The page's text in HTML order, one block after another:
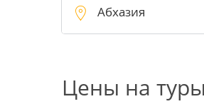
Цены на туры